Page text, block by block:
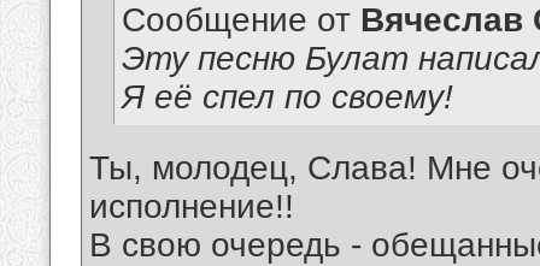
Сообщение от Вячеслав
Эту песню Булат
Я её спел по своему!
Ты, молодец, Слава! Мне
исполнение!!
В свою очередь -